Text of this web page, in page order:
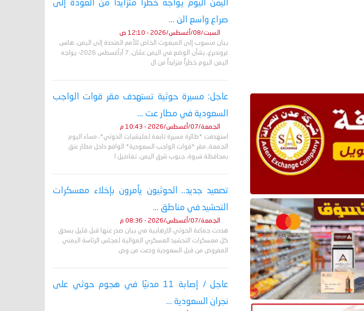
اليمن اليوم يواجه خطراً متزايداً من العودة إلى
صراع واسع الن ...
السبت/08/أغسطس/2026 - 12:10 ص
بيان منسوب إلى المبعوث الخاص للأمم المتحدة إلى اليمن، هانس
غروندبرغ، بشأن الوضع في اليمن عمّان، 7 آبأغسطس 2026- يواجه
اليمن اليوم خطراً متزايداً من ال
عاجل: مسيرة حوثية تستهدف مقر قوات الواجب
السعودية في مطار عت ...
الجمعة/07/أغسطس/2026 - 10:43 م
استهدفت *طائرة مسيرة تابعة لمليشيات الحوثي*، مساء اليوم
الجمعة، مقر *قوات الواجب السعودية* الواقع داخل مطار عتق
بمحافظة شبوة، جنوب شرق اليمن. تفاصيل ا
تصعيد جديد.. الحوثيون يأمرون بإخلاء معسكرات
التحشيد في مناطق ...
الجمعة/07/أغسطس/2026 - 08:36 م
هددت جماعة الحوثي الارهابية في بيان صدر عنها قبل قليل بسحق
كل معسكرات التحشيد العسكري الموالية لمجلس الرئاسة اليمني
المفروض من قبل السعودية ودعت من وص
عاجل / إصابة 11 مدنيًا في هجوم حوثي على
نجران السعودية ...